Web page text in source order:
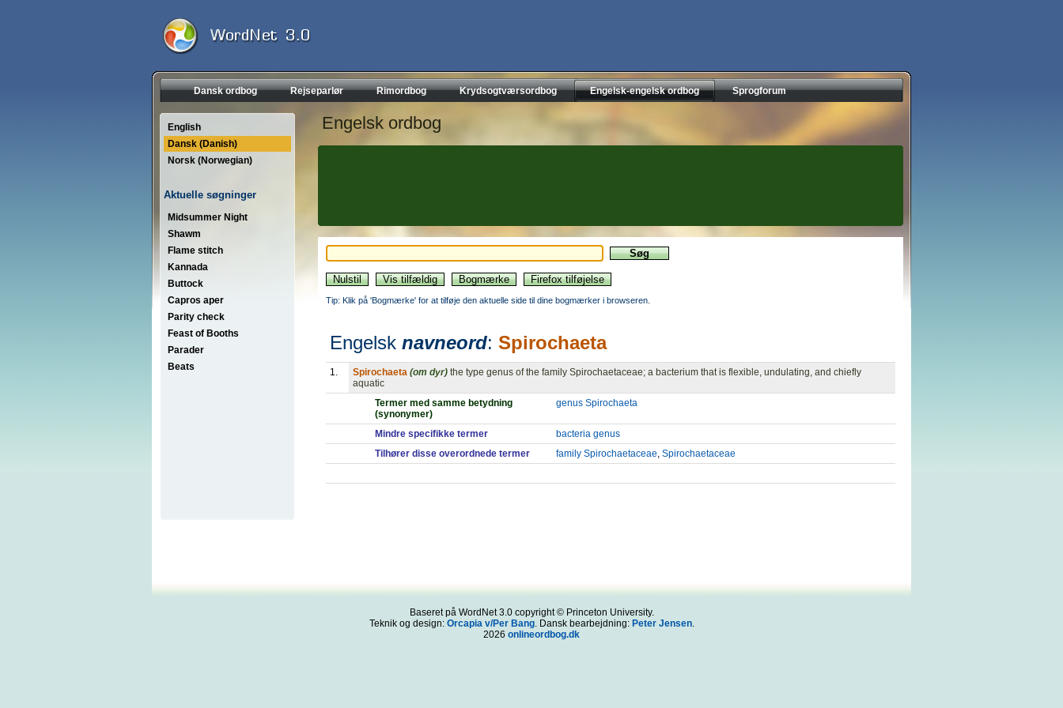
Dansk ordbog Rejseparlør Rimordbog Krydsogtværsordbog Engelsk-engelsk ordbog Sprogforum
English
Dansk (Danish)
Norsk (Norwegian)
Aktuelle søgninger
Midsummer Night
Shawm
Flame stitch
Kannada
Buttock
Capros aper
Parity check
Feast of Booths
Parader
Beats
Engelsk ordbog
Tip: Klik på 'Bogmærke' for at tilføje den aktuelle side til dine bogmærker i browseren.
Engelsk navneord: Spirochaeta
1. Spirochaeta (om dyr) the type genus of the family Spirochaetaceae; a bacterium that is flexible, undulating, and chiefly
aquatic
Termer med samme betydning
(synonymer)
genus Spirochaeta
Mindre specifikke termer
bacteria genus
Tilhører disse overordnede termer
family Spirochaetaceae, Spirochaetaceae
Baseret på WordNet 3.0 copyright © Princeton University.
Teknik og design: Orcapia v/Per Bang. Dansk bearbejdning: Peter Jensen.
2026 onlineordbog.dk